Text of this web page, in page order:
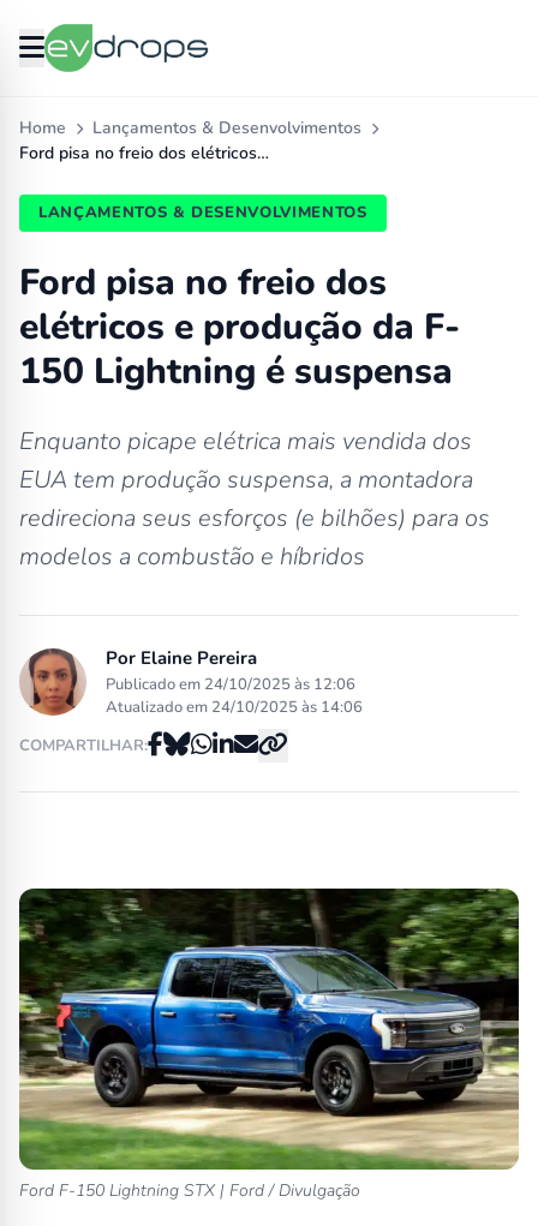
Home
Lançamentos & Desenvolvimentos
Ford pisa no freio dos elétricos…
LANÇAMENTOS & DESENVOLVIMENTOS
Ford pisa no freio dos
elétricos e produção da F-
150 Lightning é suspensa
Enquanto picape elétrica mais vendida dos
EUA tem produção suspensa, a montadora
redireciona seus esforços (e bilhões) para os
modelos a combustão e híbridos
Por Elaine Pereira
Publicado em 24/10/2025 às 12:06
Atualizado em 24/10/2025 às 14:06
COMPARTILHAR:
Ford F-150 Lightning STX | Ford / Divulgação